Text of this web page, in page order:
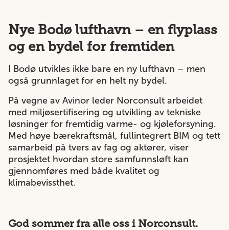
Nye Bodø lufthavn – en flyplass
og en bydel for fremtiden
I Bodø utvikles ikke bare en ny lufthavn – men
også grunnlaget for en helt ny bydel.
På vegne av Avinor leder Norconsult arbeidet
med miljøsertifisering og utvikling av tekniske
løsninger for fremtidig varme- og kjøleforsyning.
Med høye bærekraftsmål, fullintegrert BIM og tett
samarbeid på tvers av fag og aktører, viser
prosjektet hvordan store samfunnsløft kan
gjennomføres med både kvalitet og
klimabevissthet.
God sommer fra alle oss i Norconsult.